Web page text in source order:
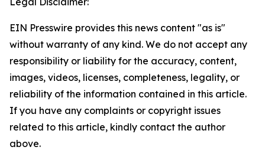
EIN Presswire provides this news content "as is"
without warranty of any kind. We do not accept any
responsibility or liability for the accuracy, content,
images, videos, licenses, completeness, legality, or
reliability of the information contained in this article.
If you have any complaints or copyright issues
related to this article, kindly contact the author
above.